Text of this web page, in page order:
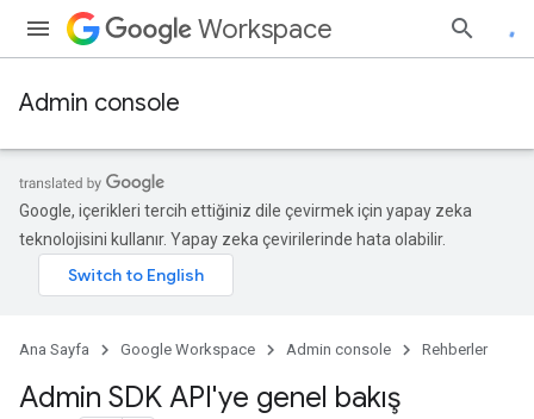
Workspace
Admin console
Google, içerikleri tercih ettiğiniz dile çevirmek için yapay zeka
teknolojisini kullanır. Yapay zeka çevirilerinde hata olabilir.
Ana Sayfa Google Workspace Admin console Rehberler
Admin SDK API'ye genel bakış